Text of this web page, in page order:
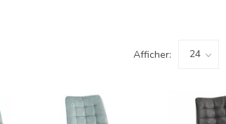
Afficher: